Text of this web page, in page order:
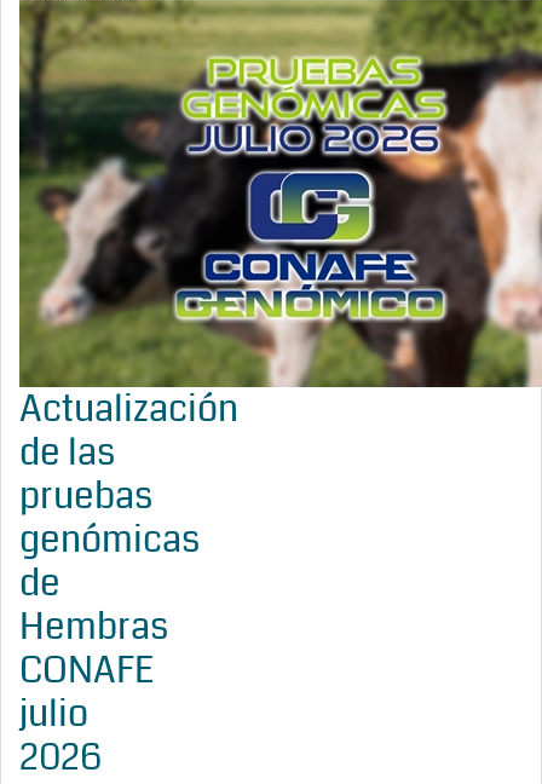
Actualización
de las
pruebas
genómicas
de
Hembras
CONAFE
julio
2026